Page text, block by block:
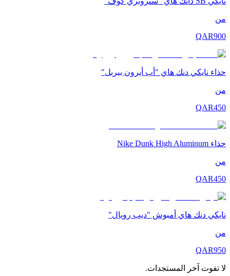
من
QAR900
حذاء نايكي دنك هاي "أب أيرون بيربل"
من
QAR450
حذاء Nike Dunk High Aluminum
من
QAR450
نايكي دنك هاي أمبوش "ديب رويال"
من
QAR950
لا تفوت آخر المستجدات.